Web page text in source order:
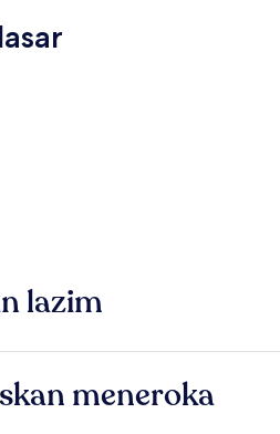
lazim
meneroka